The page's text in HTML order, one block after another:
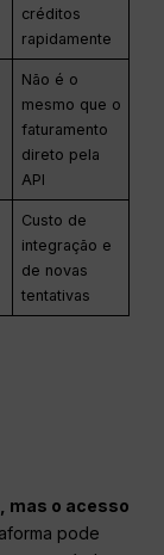
créditos
rapidamente
Não é o
mesmo que o
faturamento
direto pela
API
Custo de
integração e
de novas
tentativas
mas o acesso
pode